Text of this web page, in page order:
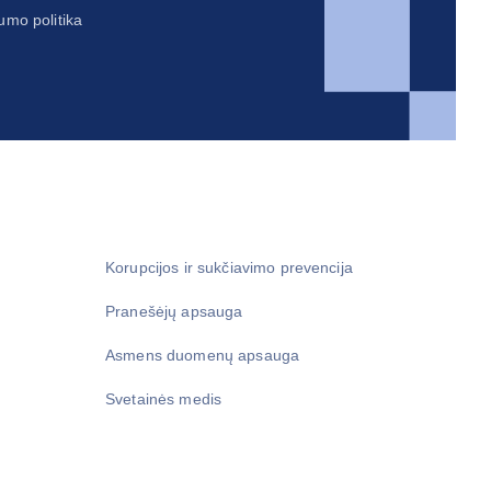
politika
Korupcijos ir sukčiavimo prevencija
Pranešėjų apsauga
Asmens duomenų apsauga
Svetainės medis